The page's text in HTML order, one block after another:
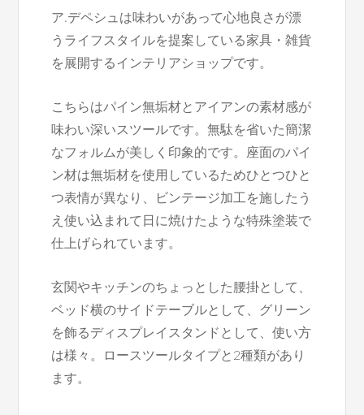
ア.デペシュは味わいがあって心地良さが漂
うライフスタイルを提案している家具・雑貨
を展開するインテリアショップです。
こちらはパイン無垢材とアイアンの素材感が
味わい深いスツールです。無駄を省いた簡潔
なフォルムが美しく印象的です。座面のパイ
ン材は無垢材を使用しているためひとつひと
つ表情が異なり、ビンテージ加工を施したう
え使い込まれて日に焼けたような特殊塗装で
仕上げられています。
玄関やキッチンのちょっとした腰掛として、
ベッド横のサイドテーブルとして、グリーン
を飾るディスプレイスタンドとして、使い方
は様々。ロースツールタイプと2種類があり
ます。